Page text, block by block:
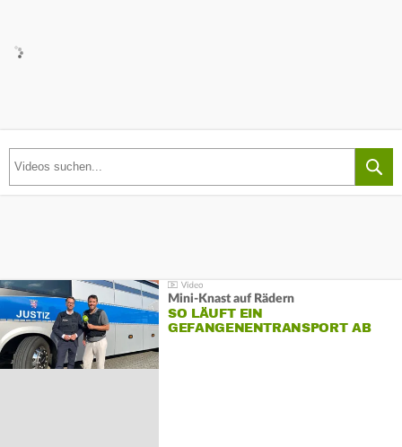
Mini-Knast auf Rädern
SO LÄUFT EIN
GEFANGENENTRANSPORT AB